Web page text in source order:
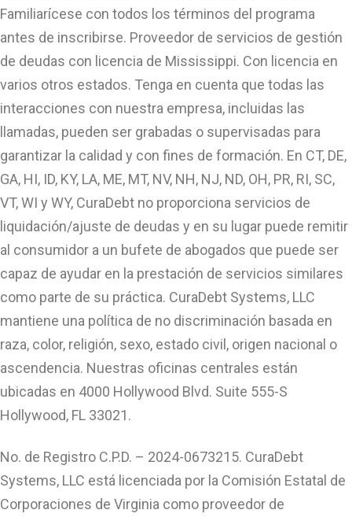
Familiarícese con todos los términos del programa
antes de inscribirse. Proveedor de servicios de gestión
de deudas con licencia de Mississippi. Con licencia en
varios otros estados. Tenga en cuenta que todas las
interacciones con nuestra empresa, incluidas las
llamadas, pueden ser grabadas o supervisadas para
garantizar la calidad y con fines de formación. En CT, DE,
GA, HI, ID, KY, LA, ME, MT, NV, NH, NJ, ND, OH, PR, RI, SC,
VT, WI y WY, CuraDebt no proporciona servicios de
liquidación/ajuste de deudas y en su lugar puede remitir
al consumidor a un bufete de abogados que puede ser
capaz de ayudar en la prestación de servicios similares
como parte de su práctica. CuraDebt Systems, LLC
mantiene una política de no discriminación basada en
raza, color, religión, sexo, estado civil, origen nacional o
ascendencia. Nuestras oficinas centrales están
ubicadas en 4000 Hollywood Blvd. Suite 555-S
Hollywood, FL 33021.
No. de Registro C.P.D. – 2024-0673215. CuraDebt
Systems, LLC está licenciada por la Comisión Estatal de
Corporaciones de Virginia como proveedor de